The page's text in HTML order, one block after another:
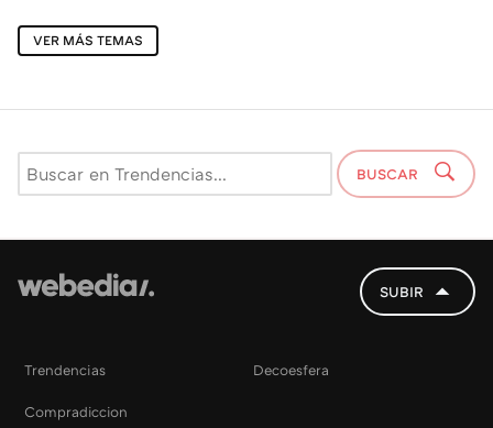
VER MÁS TEMAS
BUSCAR
SUBIR
Trendencias Decoesfera
Compradiccion